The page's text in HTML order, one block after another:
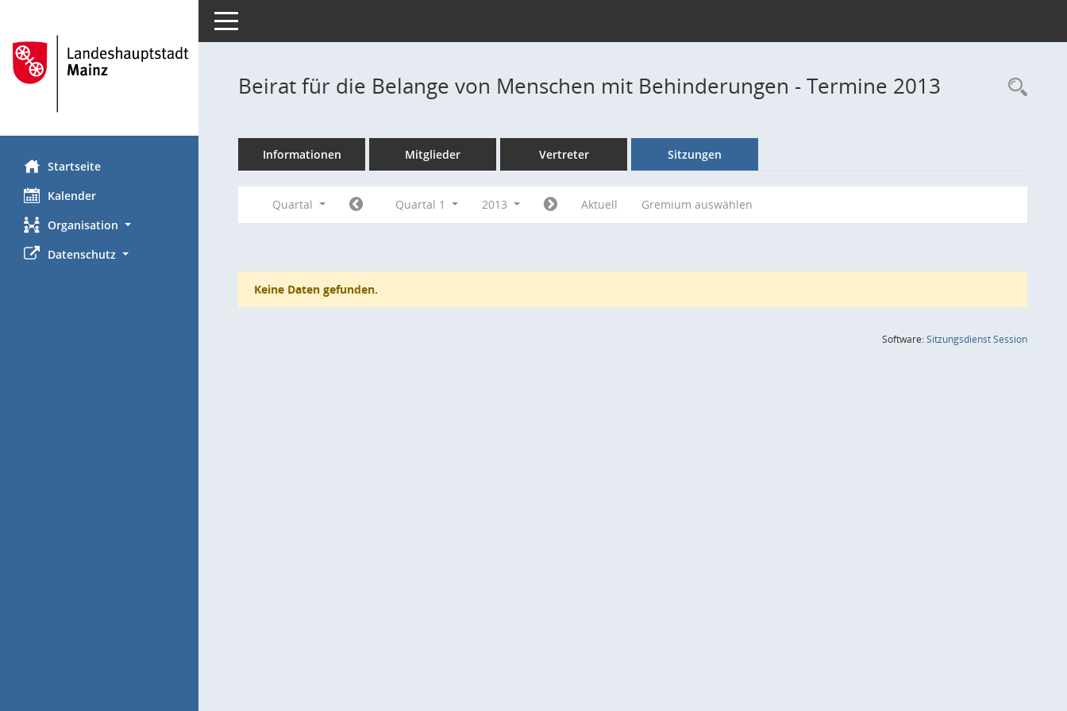
Startseite
Kalender
Organisation
Datenschutz
Toggle navigation
Beirat für die Belange von Menschen mit Behinderungen - Termine 2013
Informationen Mitglieder Vertreter Sitzungen
Quartal Quartal 1 2013 Aktuell Gremium auswählen
Keine Daten gefunden.
Software:SitzungsdienstSession(Wird in